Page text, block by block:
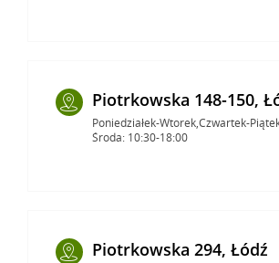
Piotrkowska 148-150,
Poniedziałek-Wtorek,Czwartek-
Środa: 10:30-18:00
Piotrkowska 294, Łódź